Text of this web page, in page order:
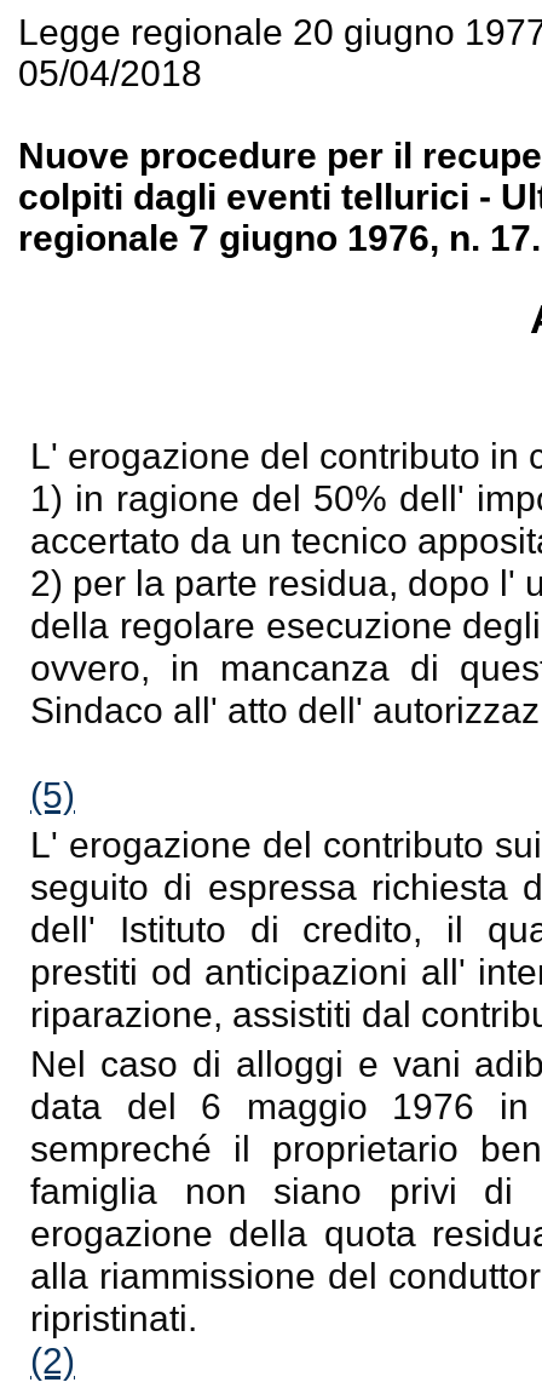
Legge regionale 20 giugno
05/04/2018
Nuove procedure per il
colpiti dagli eventi tellurici -
regionale 7 giugno 1976, n. 17.
L' erogazione del contributo in
1) in ragione del 50% dell'
accertato da un tecnico
2) per la parte residua, dopo l'
della regolare esecuzione
ovvero, in mancanza di
Sindaco all' atto dell'
(5)
L' erogazione del contributo
seguito di espressa richiesta
dell' Istituto di credito, il
prestiti od anticipazioni all'
riparazione, assistiti dal
Nel caso di alloggi e vani
data del 6 maggio 1976
sempreché il proprietario
famiglia non siano privi di
erogazione della quota
alla riammissione del
ripristinati.
(2)